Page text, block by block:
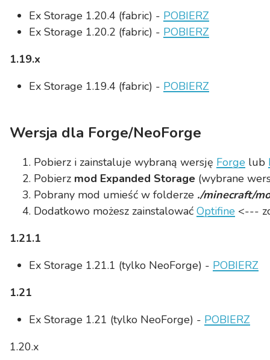
Ex Storage 1.20.4 (fabric) - POBIERZ
Ex Storage 1.20.2 (fabric) - POBIERZ
1.19.x
Ex Storage 1.19.4 (fabric) - POBIERZ
Wersja dla Forge/NeoForge
Pobierz i zainstaluje wybraną wersję Forge lub
Pobierz mod Expanded Storage (wybrane
Pobrany mod umieść w folderze ./minecraft/
Dodatkowo możesz zainstalować Optifine <---
1.21.1
Ex Storage 1.21.1 (tylko NeoForge) - POBIERZ
1.21
Ex Storage 1.21 (tylko NeoForge) - POBIERZ
1.20.x